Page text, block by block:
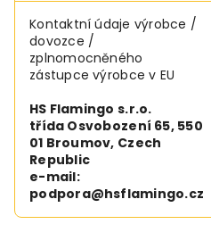
Kontaktní údaje výrobce /
dovozce /
zplnomocněného
zástupce výrobce v EU
HS Flamingo s.r.o.
třída Osvobození 65, 550
01 Broumov, Czech
Republic
e-mail:
podpora@hsflamingo.cz